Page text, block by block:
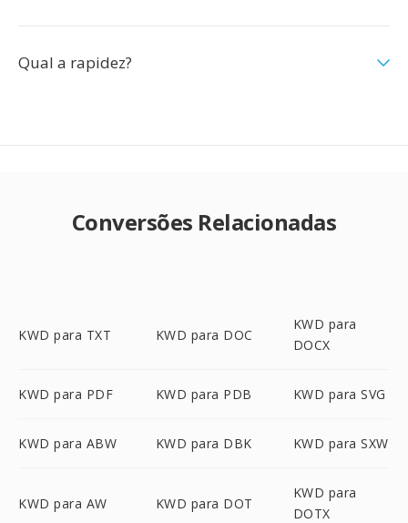
Qual a rapidez?
Conversões Relacionadas
KWD para TXT KWD para DOC
KWD para
DOCX
KWD para PDF KWD para PDB KWD para SVG
KWD para ABW KWD para DBK KWD para SXW
KWD para AW KWD para DOT
KWD para
DOTX